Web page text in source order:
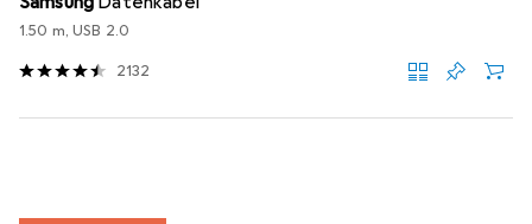
1.50 m, USB 2.0
2132